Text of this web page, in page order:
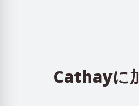
Cathayに